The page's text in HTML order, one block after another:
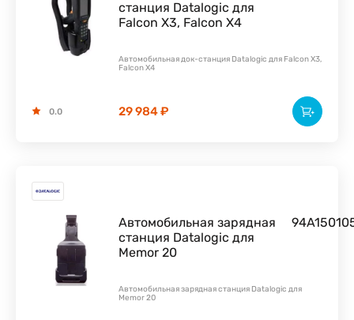
станция Datalogic для
Falcon X3, Falcon X4
Автомобильная док-станция Datalogic для Falcon X3,
Falcon X4
29 984 ₽
0.0
Автомобильная зарядная
станция Datalogic для
Memor 20
Автомобильная зарядная станция Datalogic для
Memor 20